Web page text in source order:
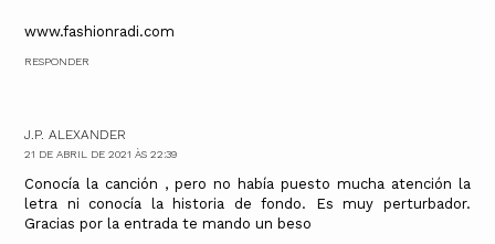
www.fashionradi.com
RESPONDER
J.P. ALEXANDER
21 DE ABRIL DE 2021 ÀS 22:39
Conocía la canción , pero no había puesto mucha atención la
letra ni conocía la historia de fondo. Es muy perturbador.
Gracias por la entrada te mando un beso